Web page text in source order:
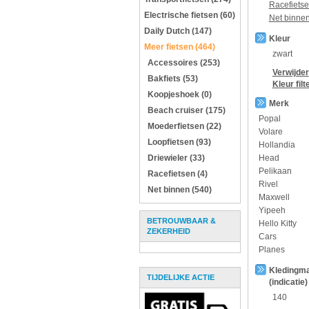
Electrische fietsen (60)
Daily Dutch (147)
Meer fietsen (464)
Accessoires (253)
Bakfiets (53)
Koopjeshoek (0)
Beach cruiser (175)
Moederfietsen (22)
Loopfietsen (93)
Driewieler (33)
Racefietsen (4)
Net binnen (540)
BETROUWBAAR &
ZEKERHEID
TIJDELIJKE ACTIE
Net binnen
Kleur
zwart
Verwijder
Kleur
Merk
Popal
Volare
Hollandia
Head
Pelikaan
Rivel
Maxwell
Yipeeh
Hello Kitty
Cars
Planes
(indicatie)
140